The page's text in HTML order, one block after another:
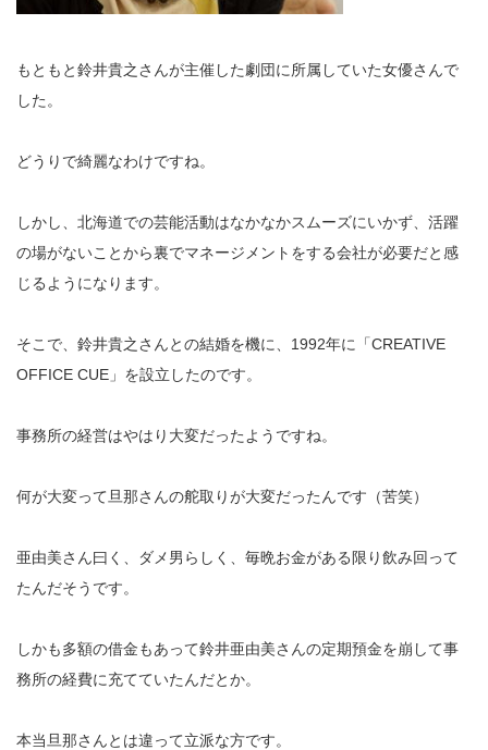
もともと鈴井貴之さんが主催した劇団に所属していた女優さんで
した。
どうりで綺麗なわけですね。
しかし、北海道での芸能活動はなかなかスムーズにいかず、活躍
の場がないことから裏でマネージメントをする会社が必要だと感
じるようになります。
そこで、鈴井貴之さんとの結婚を機に、1992年に「CREATIVE
OFFICE CUE」を設立したのです。
事務所の経営はやはり大変だったようですね。
何が大変って旦那さんの舵取りが大変だったんです（苦笑）
亜由美さん曰く、ダメ男らしく、毎晩お金がある限り飲み回って
たんだそうです。
しかも多額の借金もあって鈴井亜由美さんの定期預金を崩して事
務所の経費に充てていたんだとか。
本当旦那さんとは違って立派な方です。